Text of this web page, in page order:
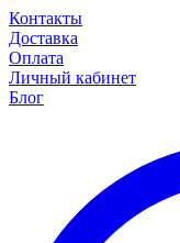
Контакты
Доставка
Оплата
Личный кабинет
Блог